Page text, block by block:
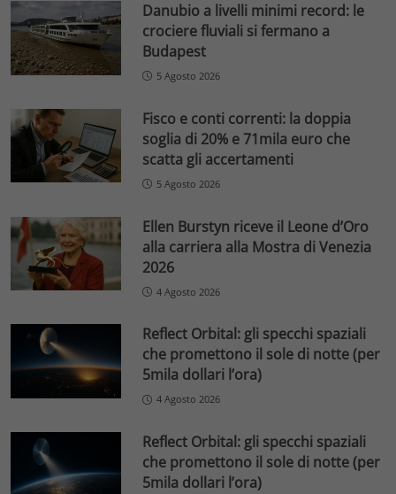
Danubio a livelli minimi record: le
crociere fluviali si fermano a
Budapest
5 Agosto 2026
Fisco e conti correnti: la doppia
soglia di 20% e 71mila euro che
scatta gli accertamenti
5 Agosto 2026
Ellen Burstyn riceve il Leone d’Oro
alla carriera alla Mostra di Venezia
2026
4 Agosto 2026
Reflect Orbital: gli specchi spaziali
che promettono il sole di notte (per
5mila dollari l’ora)
4 Agosto 2026
Reflect Orbital: gli specchi spaziali
che promettono il sole di notte (per
5mila dollari l’ora)